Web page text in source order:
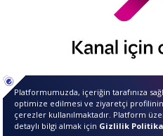
QNBiştirakidir.